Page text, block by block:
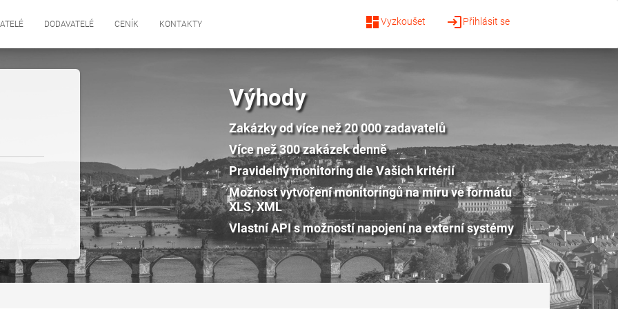
DODAVATELÉ CENÍK KONTAKTY loginPřihlásit se
dashboardVyzkoušet
Výhody
Zakázky od více než 20 000 zadavatelů
Více než 300 zakázek denně
Pravidelný monitoring dle Vašich kritérií
Možnost vytvoření monitoringů na míru ve formátu
XLS, XML
Vlastní API s možností napojení na externí systémy